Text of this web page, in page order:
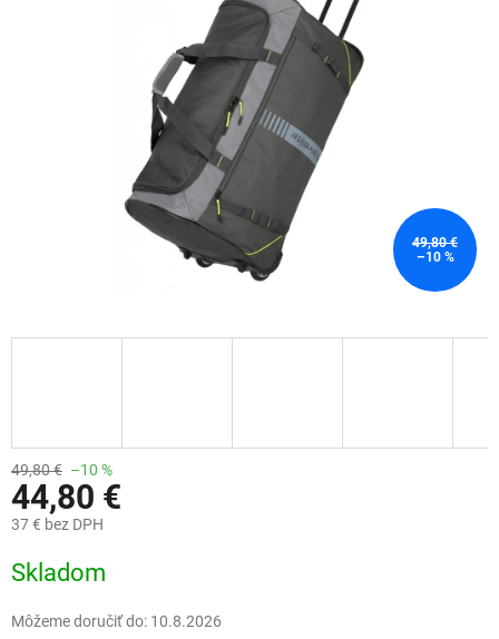
49,80 €
–10 %
49,80 € –10 %
44,80 €
37 € bez DPH
cena:
Skladom
Môžeme doručiť do: 10.8.2026